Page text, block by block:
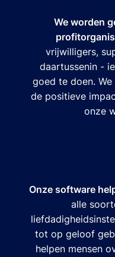
We worden
vrijwilligers,
daartussenin -
goed te doen.
de positieve
onze
Onze software
alle
tot op geloof
helpen mensen